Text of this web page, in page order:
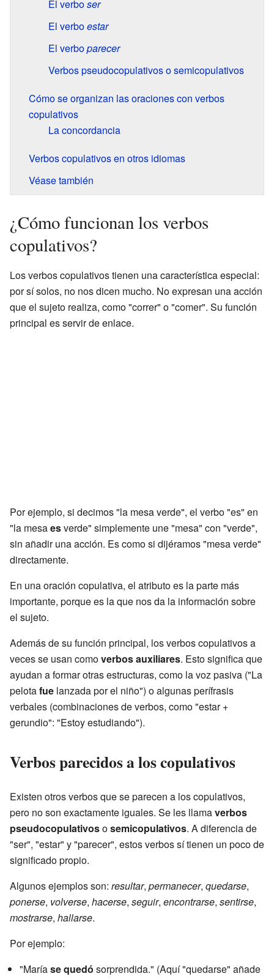
El verboser
El verboestar
El verboparecer
Verbos pseudocopulativos o semicopulativos
Cómo se organizan las oraciones con verbos
copulativos
La concordancia
Verbos copulativos en otros idiomas
Véase también
¿Cómo funcionan los verbos
copulativos?
Los verbos copulativos tienen una característica especial:
por sí solos, no nos dicen mucho. No expresan una acción
que el sujeto realiza, como "correr" o "comer". Su función
principal es servir de enlace.
Por ejemplo, si decimos "la mesa verde", el verbo "es" en
"la mesaesverde" simplemente une "mesa" con "verde",
sin añadir una acción. Es como si dijéramos "mesa verde"
directamente.
En una oración copulativa, el atributo es la parte más
importante, porque es la que nos da la información sobre
el sujeto.
Además de su función principal, los verbos copulativos a
veces se usan comoverbos auxiliares. Esto significa que
ayudan a formar otras estructuras, como la voz pasiva ("La
pelotafue lanzada por el niño") o algunas perífrasis
verbales (combinaciones de verbos, como "estar +
gerundio": "Estoy estudiando").
Verbos parecidos a los copulativos
Existen otros verbos que se parecen a los copulativos,
pero no son exactamente iguales. Se les llamaverbos
pseudocopulativososemicopulativos. A diferencia de
"ser", "estar" y "parecer", estos verbos sí tienen un poco de
significado propio.
Algunos ejemplos son: resultar, permanecer, quedarse,
ponerse, volverse, hacerse, seguir, encontrarse, sentirse,
mostrarse, hallarse.
Por ejemplo:
"Maríase quedó sorprendida." (Aquí "quedarse" añade